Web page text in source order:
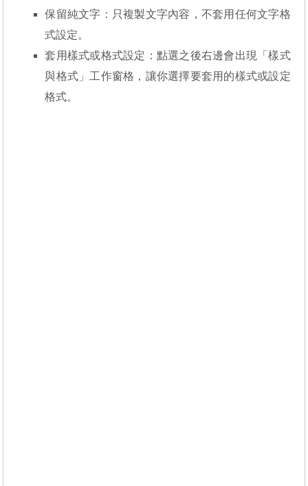
保留純文字：只複製文字內容，不套用任何文字格
式設定。
套用樣式或格式設定：點選之後右邊會出現「樣式
與格式」工作窗格，讓你選擇要套用的樣式或設定
格式。